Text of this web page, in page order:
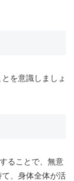
を意識しましょ
ることで、無意
、身体全体が活